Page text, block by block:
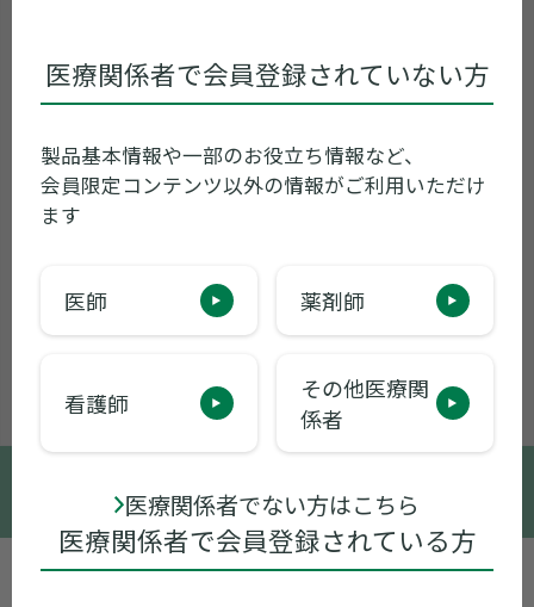
医療関係者で会員登録されていない方
製品基本情報や一部のお役立ち情報など、
会員限定コンテンツ以外の情報がご利用いただけ
ます
医師 薬剤師
看護師
その他医療関
係者
医療関係者でない方はこちら
医療関係者で会員登録されている方
© 2005-2026 Sumitomo Pharma Co., Ltd.